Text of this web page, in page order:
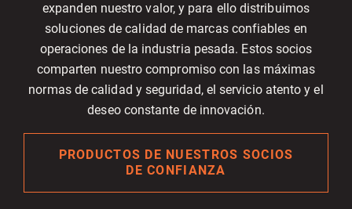
expanden nuestro valor, y para ello distribuimos
soluciones de calidad de marcas confiables en
operaciones de la industria pesada. Estos socios
comparten nuestro compromiso con las máximas
normas de calidad y seguridad, el servicio atento y el
deseo constante de innovación.
PRODUCTOS DE NUESTROS SOCIOS
DE CONFIANZA